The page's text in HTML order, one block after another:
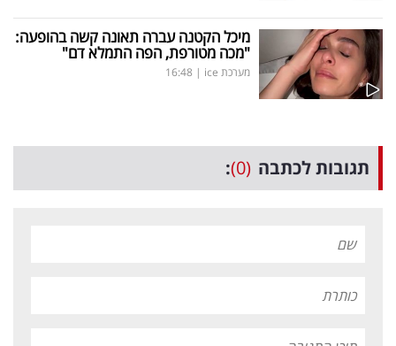
מיכל הקטנה עברה תאונה קשה בהופעה:
"מכה מטורפת, הפה התמלא דם"
מערכת ice |
16:48
תגובות לכתבה (0)
: